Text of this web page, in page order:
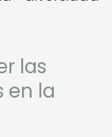
las
en la